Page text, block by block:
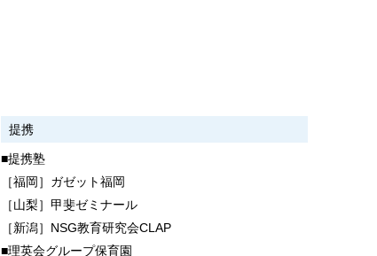
提携
■提携塾
［福岡］ガゼット福岡
［山梨］甲斐ゼミナール
［新潟］NSG教育研究会CLAP
■理英会グループ保育園